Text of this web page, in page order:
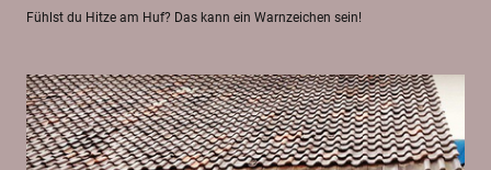
Fühlst du Hitze am Huf? Das kann ein Warnzeichen sein!